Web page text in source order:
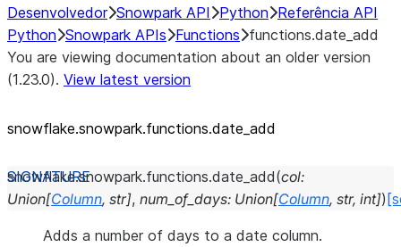
Desenvolvedor Snowpark API Python Referência API
Python Snowpark APIs Functions functions.date_add
You are viewing documentation about an older version
(1.23.0). View latest version
snowflake.snowpark.functions.date_ add
snowflake.snowpark.functions.date_add(col:
Union[Column, str], num_of_days: Union[Column, str, int])
Adds a number of days to a date column.